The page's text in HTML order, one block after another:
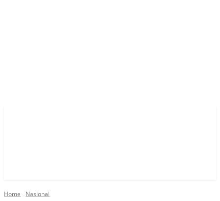
Home Nasional